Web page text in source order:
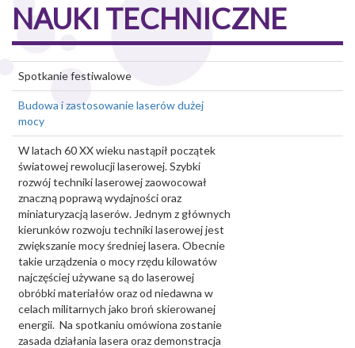
NAUKI TECHNICZNE
Spotkanie festiwalowe
Budowa i zastosowanie laserów dużej
mocy
W latach 60 XX wieku nastąpił początek
światowej rewolucji laserowej. Szybki
rozwój techniki laserowej zaowocował
znaczną poprawą wydajności oraz
miniaturyzacją laserów. Jednym z głównych
kierunków rozwoju techniki laserowej jest
zwiększanie mocy średniej lasera. Obecnie
takie urządzenia o mocy rzędu kilowatów
najczęściej używane są do laserowej
obróbki materiałów oraz od niedawna w
celach militarnych jako broń skierowanej
energii. Na spotkaniu omówiona zostanie
zasada działania lasera oraz demonstracja